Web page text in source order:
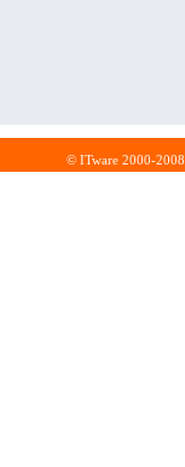
© ITware 2000-2008